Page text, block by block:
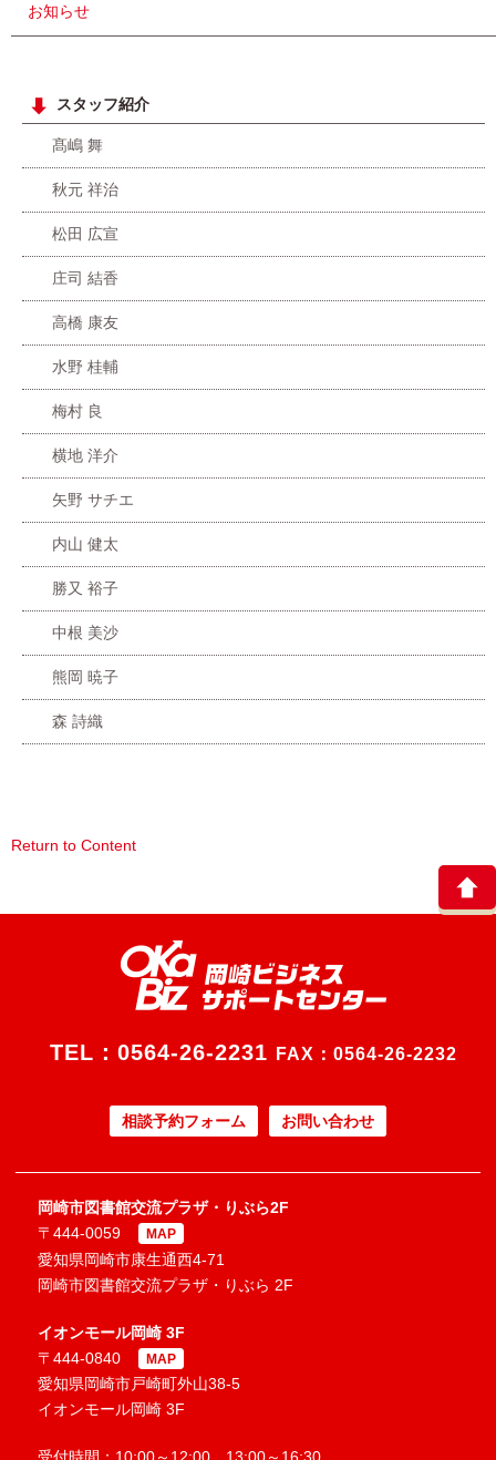
お知らせ
スタッフ紹介
髙嶋 舞
秋元 祥治
松田 広宣
庄司 結香
高橋 康友
水野 桂輔
梅村 良
横地 洋介
矢野 サチエ
内山 健太
勝又 裕子
中根 美沙
熊岡 暁子
森 詩織
Return to Content
TEL： 0564-26-2231 FAX：0564-26-2232
相談予約フォーム お問い合わせ
岡崎市図書館交流プラザ・りぶら2F
〒444-0059
MAP
愛知県岡崎市康生通西4-71
岡崎市図書館交流プラザ・りぶら 2F
イオンモール岡崎 3F
〒444-0840
MAP
愛知県岡崎市戸崎町外山38-5
イオンモール岡崎 3F